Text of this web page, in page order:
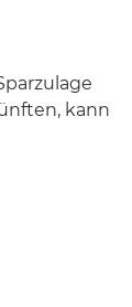
kann